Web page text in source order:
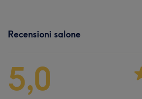
Recensioni salone
5,0